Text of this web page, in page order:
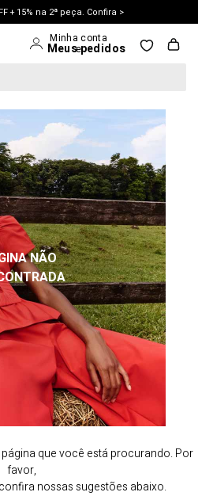
+ 15% na 2ª peça. Confira >
27. Clique e aproveite.
NÃO
que você está procurando. Por
favor,
nossas sugestões abaixo.